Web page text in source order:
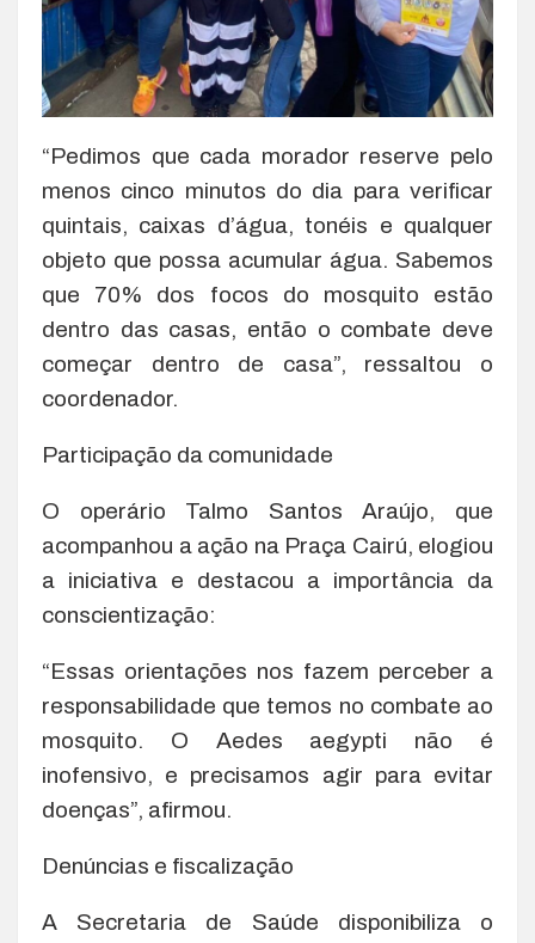
“Pedimos que cada morador reserve pelo
menos cinco minutos do dia para verificar
quintais, caixas d’água, tonéis e qualquer
objeto que possa acumular água. Sabemos
que 70% dos focos do mosquito estão
dentro das casas, então o combate deve
começar dentro de casa”, ressaltou o
coordenador.
Participação da comunidade
O operário Talmo Santos Araújo, que
acompanhou a ação na Praça Cairú, elogiou
a iniciativa e destacou a importância da
conscientização:
“Essas orientações nos fazem perceber a
responsabilidade que temos no combate ao
mosquito. O Aedes aegypti não é
inofensivo, e precisamos agir para evitar
doenças”, afirmou.
Denúncias e fiscalização
A Secretaria de Saúde disponibiliza o